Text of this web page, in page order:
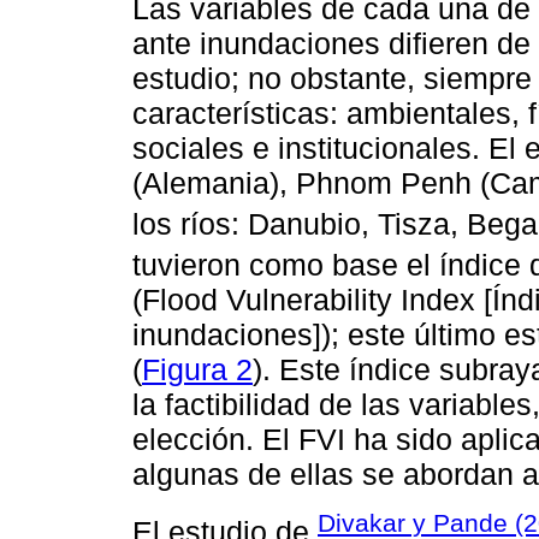
Las variables de cada una
ante inundaciones difieren
estudio; no obstante,
características: ambientales,
sociales e institucionales. El
(Alemania), Phnom Penh
los ríos: Danubio, Tisza,
tuvieron como base el índice
(Flood Vulnerability Index
inundaciones]); este último
(Figura 2). Este índice
la factibilidad de las
elección. El FVI ha sido
algunas de ellas se abordan
El estudio de Divakar y Pande